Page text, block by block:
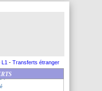
- Transferts étranger
!
!